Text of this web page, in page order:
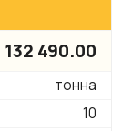
132 490.00
тонна
10